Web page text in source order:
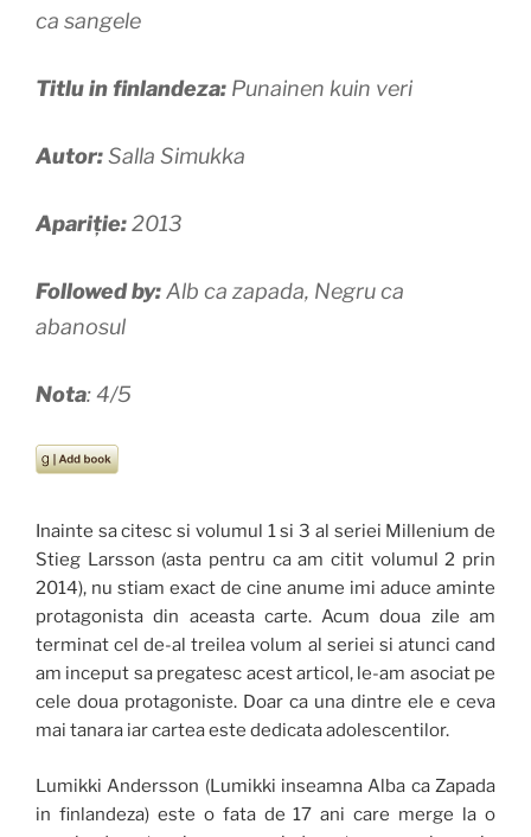
ca sangele
Titlu in finlandeza: Punainen kuin veri
Autor:Salla Simukka
Apariție:2013
Followed by:Alb ca zapada, Negru ca
abanosul
Nota: 4/5
Inainte sa citesc si volumul 1 si 3 al seriei Millenium de
Stieg Larsson (asta pentru ca am citit volumul 2 prin
2014), nu stiam exact de cine anume imi aduce aminte
protagonista din aceasta carte. Acum doua zile am
terminat cel de-al treilea volum al seriei si atunci cand
am inceput sa pregatesc acest articol, le-am asociat pe
cele doua protagoniste. Doar ca una dintre ele e ceva
mai tanara iar cartea este dedicata adolescentilor.
Lumikki Andersson (Lumikki inseamna Alba ca Zapada
in finlandeza) este o fata de 17 ani care merge la o